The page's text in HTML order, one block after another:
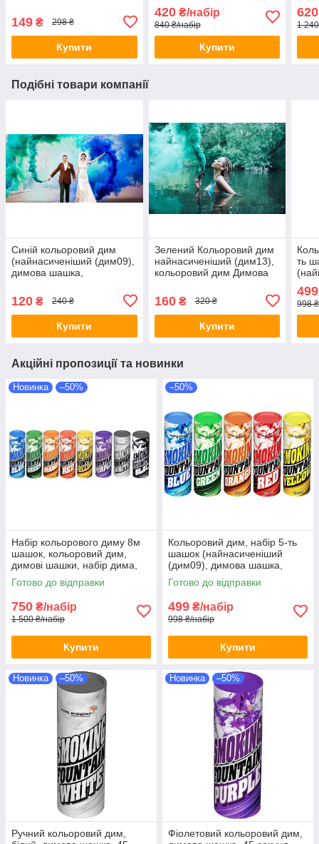
фотосесій, Кольорові
димові шашки
149 ₴ 298 ₴
Купити
420₴/набір
840 ₴/набір
Купити
620
1
Подібні товари компанії
Синій кольоровий дим
(найнасиченіший (дим09),
димова шашка,
120 ₴ 240 ₴
Купити
Зелений Кольоровий дим
найнасиченіший (дим13),
кольоровий дим Димова
160₴ 320 ₴
Купити
ть
499
998
Акційні пропозиції та новинки
Новинка –50%
Набір кольорового диму 8м
шашок, кольоровий дим,
димові шашки, набір дима,
Кольорові димові шашки
Готово до відправки
750 ₴/набір
1 500 ₴/набір
Купити
–50%
Кольоровий дим, набір 5-ть
шашок (найнасиченіший
(дим09), димова шашка,
кольоровий дим, 45 сек.
Готово до відправки
499 ₴/набір
998 ₴/набір
Купити
Новинка –50%
Ручний кольоровий дим,
Новинка –50%
Фіолетовий кольоровий дим,